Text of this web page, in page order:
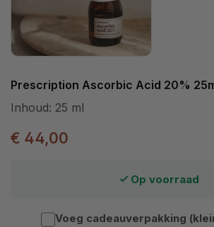
Prescription Ascorbic Acid 20%
Inhoud: 25 ml
€ 44,00
Op voorraad
Voeg cadeauverpakking